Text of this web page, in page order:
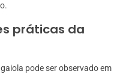
práticas da
pode ser observado em